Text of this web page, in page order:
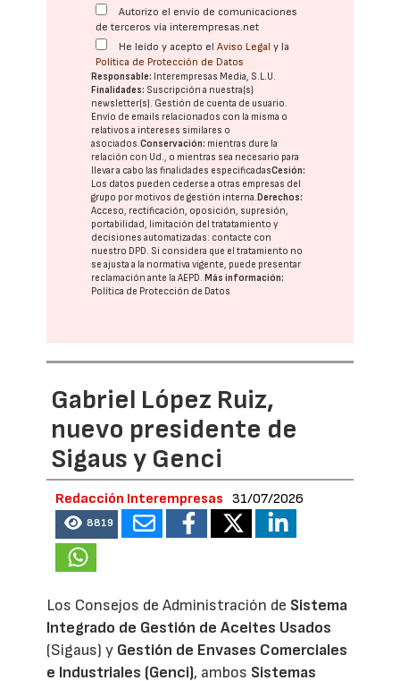
Autorizo el envío de comunicaciones
de terceros vía interempresas.net
He leído y acepto elAviso Legal y la
Política de Protección de Datos
Responsable: Interempresas Media, S.L.U.
Finalidades: Suscripción a nuestra(s)
newsletter(s). Gestión de cuenta de usuario.
Envío de emails relacionados con la misma o
relativos a intereses similares o
asociados.Conservación: mientras dure la
relación con Ud., o mientras sea necesario para
llevar a cabo las finalidades especificadasCesión:
Los datos pueden cederse a otras empresas del
grupo por motivos de gestión interna.Derechos:
Acceso, rectificación, oposición, supresión,
portabilidad, limitación del tratatamiento y
decisiones automatizadas: contacte con
nuestro DPD. Si considera que el tratamiento no
se ajusta a la normativa vigente, puede presentar
reclamación ante laAEPD.Más información:
Política de Protección de Datos
Gabriel López Ruiz,
nuevo presidente de
Sigaus y Genci
Redacción Interempresas 31/07/2026
8819
Los Consejos de Administración de Sistema
Integrado de Gestión de Aceites Usados
(Sigaus) y Gestión de Envases Comerciales
e Industriales (Genci), ambos Sistemas